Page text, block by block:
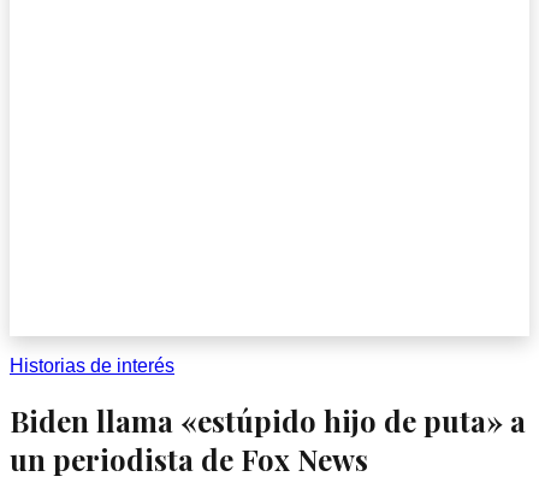
Historias de interés
Biden llama «estúpido hijo de puta» a
un periodista de Fox News